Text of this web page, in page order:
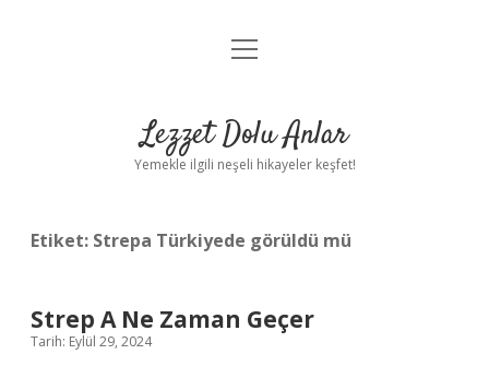
Anasayfa
Yasal Uyarı
menüyü
Lezzet Dolu Anlar
Yemekle ilgili neşeli hikayeler keşfet!
Etiket: Strepa Türkiyede görüldü mü
Strep A Ne Zaman Geçer
Tarih: Eylül 29, 2024